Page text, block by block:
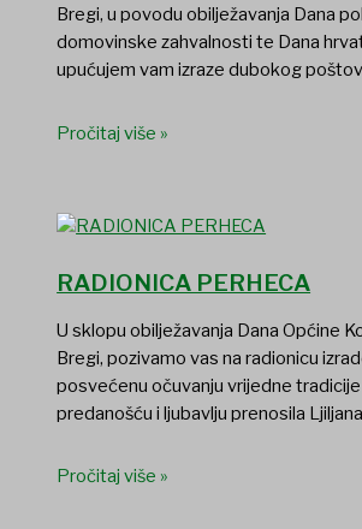
Bregi, u povodu obilježavanja Dana
domovinske zahvalnosti te Dana
upućujem vam izraze dubokog
Pročitaj više »
RADIONICA PERHECA
U sklopu obilježavanja Dana Općine
Bregi, pozivamo vas na radionicu
posvećenu očuvanju vrijedne tradicije
predanošću i ljubavlju prenosila
Pročitaj više »